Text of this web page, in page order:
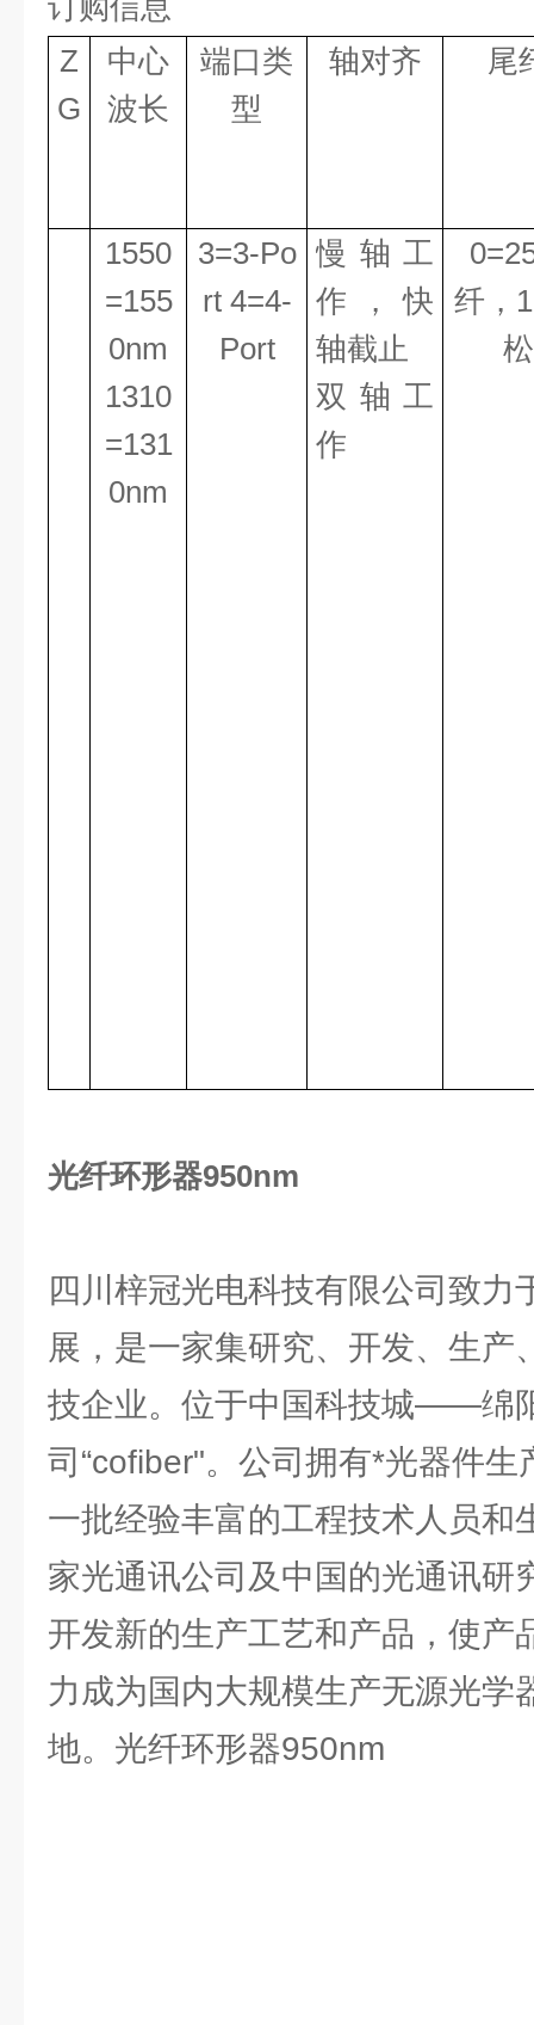
订购信息
Z
G
中心
波长
端口类
型
轴对齐 尾
1550
=155
0nm
1310
=131
0nm
3=3-Po
rt 4=4-
Port
慢轴工
作
，快
轴截止
双轴工
作
纤，
光纤环形器950nm
四川梓冠光电科技有限公司致力
展，是一家集研究、开发、生产
技企业。位于中国科技城——绵
司“cofiber"。公司拥有*光器件
一批经验丰富的工程技术人员和
家光通讯公司及中国的光通讯研
开发新的生产工艺和产品，使产
力成为国内大规模生产无源光学
地。光纤环形器950nm